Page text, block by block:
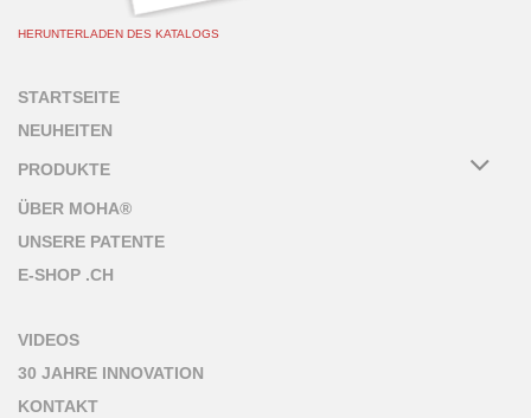
HERUNTERLADEN DES KATALOGS
STARTSEITE
NEUHEITEN
PRODUKTE
ÜBER MOHA®
UNSERE PATENTE
E-SHOP .CH
VIDEOS
30 JAHRE INNOVATION
KONTAKT